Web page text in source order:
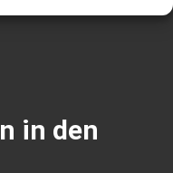
in den